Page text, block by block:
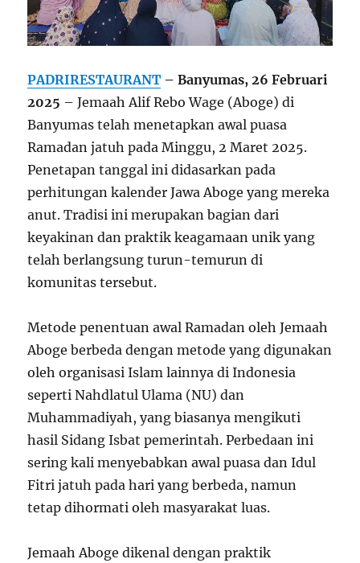
PADRIRESTAURANT – Banyumas, 26 Februari
2025 – Jemaah Alif Rebo Wage (Aboge) di
Banyumas telah menetapkan awal puasa
Ramadan jatuh pada Minggu, 2 Maret 2025.
Penetapan tanggal ini didasarkan pada
perhitungan kalender Jawa Aboge yang mereka
anut. Tradisi ini merupakan bagian dari
keyakinan dan praktik keagamaan unik yang
telah berlangsung turun-temurun di
komunitas tersebut.
Metode penentuan awal Ramadan oleh Jemaah
Aboge berbeda dengan metode yang digunakan
oleh organisasi Islam lainnya di Indonesia
seperti Nahdlatul Ulama (NU) dan
Muhammadiyah, yang biasanya mengikuti
hasil Sidang Isbat pemerintah. Perbedaan ini
sering kali menyebabkan awal puasa dan Idul
Fitri jatuh pada hari yang berbeda, namun
tetap dihormati oleh masyarakat luas.
Jemaah Aboge dikenal dengan praktik